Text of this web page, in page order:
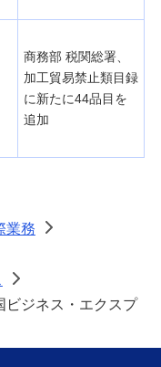
商務部 税関総署、
加工貿易禁止類目録
に新たに44品目を
追加
業務
>
>
ビジネス・エクスプ